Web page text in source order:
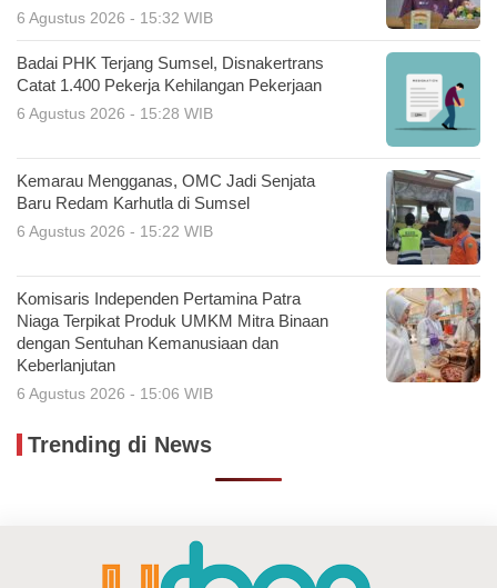
6 Agustus 2026 - 15:32 WIB
Badai PHK Terjang Sumsel, Disnakertrans
Catat 1.400 Pekerja Kehilangan Pekerjaan
6 Agustus 2026 - 15:28 WIB
Kemarau Mengganas, OMC Jadi Senjata
Baru Redam Karhutla di Sumsel
6 Agustus 2026 - 15:22 WIB
Komisaris Independen Pertamina Patra
Niaga Terpikat Produk UMKM Mitra Binaan
dengan Sentuhan Kemanusiaan dan
Keberlanjutan
6 Agustus 2026 - 15:06 WIB
Trending di News